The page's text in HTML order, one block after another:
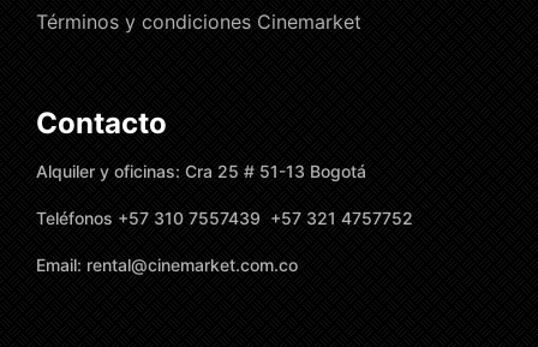
Términos y condiciones Cinemarket
Contacto
Alquiler y oficinas: Cra 25 # 51-13 Bogotá
Teléfonos +57 310 7557439 +57 321 4757752
Email: rental@cinemarket.com.co